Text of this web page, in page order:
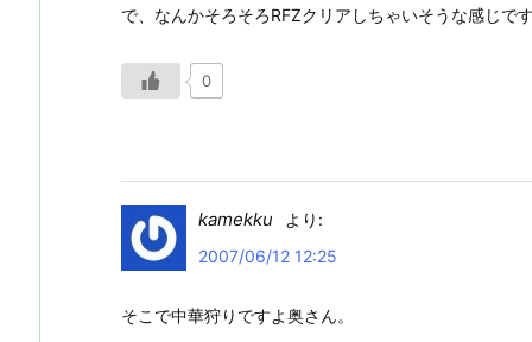
で、なんかそろそろRFZクリアしちゃいそうな感じで
0
kamekku
より:
2007/06/12 12:25
そこで中華狩りですよ奥さん。